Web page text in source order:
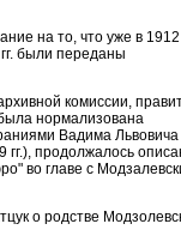
на то, что уже в 1912
были переданы
комиссии,
нормализована
Вадима
продолжалось
во главе с
о родстве